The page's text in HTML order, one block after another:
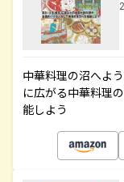
中華料理の沼へよ
に広がる中華料理
能しよう